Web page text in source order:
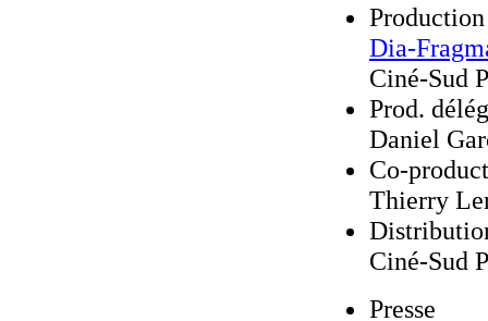
Production
Dia-
Ciné-Sud
Prod.
Daniel
Co-
Thierry
Ciné-Sud
Presse